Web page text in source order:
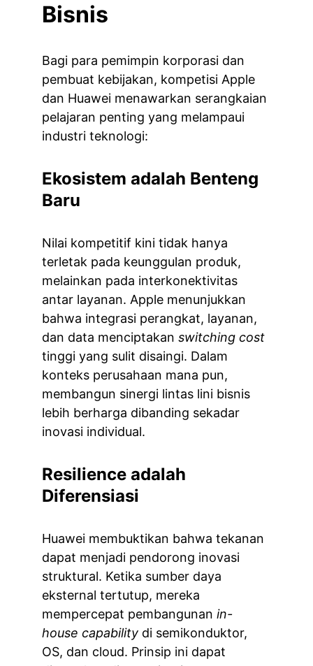
Bisnis
Bagi para pemimpin korporasi dan
pembuat kebijakan, kompetisi Apple
dan Huawei menawarkan serangkaian
pelajaran penting yang melampaui
industri teknologi:
Ekosistem adalah Benteng
Baru
Nilai kompetitif kini tidak hanya
terletak pada keunggulan produk,
melainkan pada interkonektivitas
antar layanan. Apple menunjukkan
bahwa integrasi perangkat, layanan,
dan data menciptakan switching cost
tinggi yang sulit disaingi. Dalam
konteks perusahaan mana pun,
membangun sinergi lintas lini bisnis
lebih berharga dibanding sekadar
inovasi individual.
Resilience adalah
Diferensiasi
Huawei membuktikan bahwa tekanan
dapat menjadi pendorong inovasi
struktural. Ketika sumber daya
eksternal tertutup, mereka
mempercepat pembangunan in-
house capability di semikonduktor,
OS, dan cloud. Prinsip ini dapat